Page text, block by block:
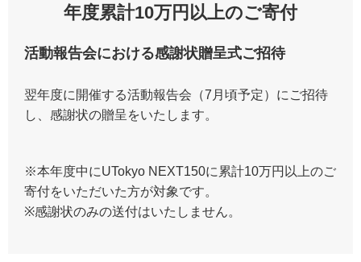
年度累計10万円以上のご寄付
活動報告会における感謝状贈呈式ご招待
翌年度に開催する活動報告会（7月頃予定）にご招待
し、感謝状の贈呈をいたします。
※本年度中にUTokyo NEXT150に累計10万円以上のご
寄付をいただいた方が対象です。
※感謝状のみの送付はいたしません。